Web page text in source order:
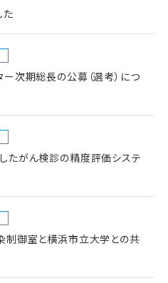
た
次期総長の公募（選考）につ
たがん検診の精度評価システ
制御室と横浜市立大学との共